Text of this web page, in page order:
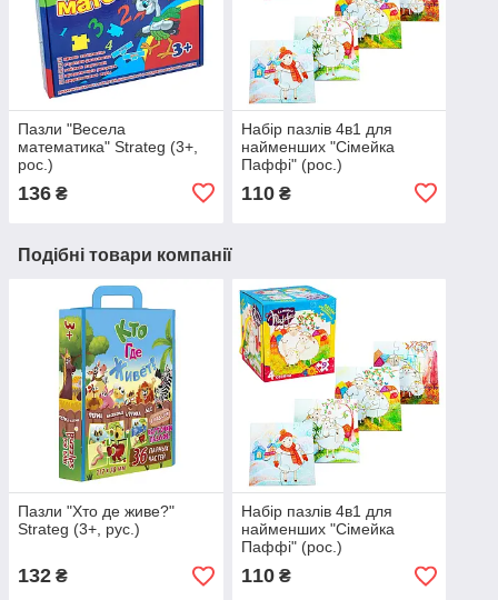
Пазли "Весела
математика" Strateg (3+,
рос.)
136 ₴
Набір пазлів 4в1 для
найменших "Сімейка
Паффі" (рос.)
110₴
Подібні товари компанії
Пазли "Хто де живе?"
Strateg (3+, рус.)
132 ₴
Набір пазлів 4в1 для
найменших "Сімейка
Паффі" (рос.)
110₴